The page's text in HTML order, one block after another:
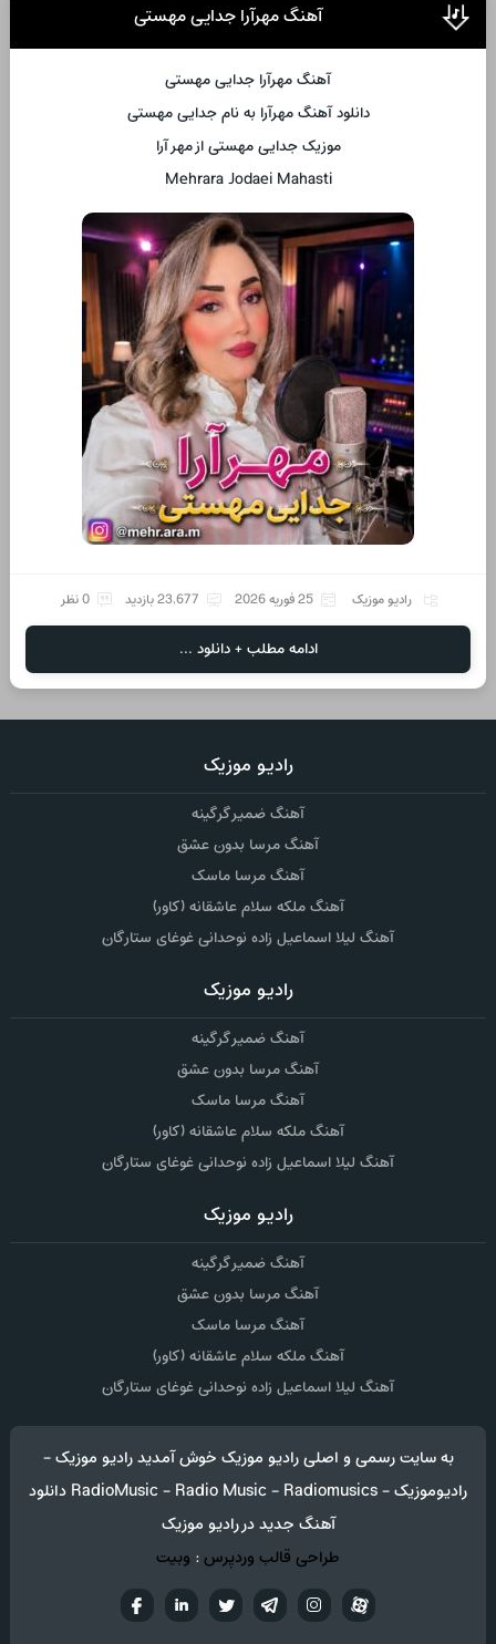
آهنگ مهرآرا جدایی مهستی
آهنگ مهرآرا جدایی مهستی
دانلود آهنگ مهرآرا به نام جدایی مهستی
موزیک جدایی مهستی از مهر آرا
Mehrara Jodaei Mahasti
رادیو موزیک 25 فوریه 2026 23,677 بازدید 0 نظر
ادامه مطلب + دانلود ...
رادیو موزیک
آهنگ ضمیر گرگینه
آهنگ مرسا بدون عشق
آهنگ مرسا ماسک
آهنگ ملکه سلام عاشقانه (کاور)
آهنگ لیلا اسماعیل زاده نوحدانی غوغای ستارگان
رادیو موزیک
آهنگ ضمیر گرگینه
آهنگ مرسا بدون عشق
آهنگ مرسا ماسک
آهنگ ملکه سلام عاشقانه (کاور)
آهنگ لیلا اسماعیل زاده نوحدانی غوغای ستارگان
رادیو موزیک
آهنگ ضمیر گرگینه
آهنگ مرسا بدون عشق
آهنگ مرسا ماسک
آهنگ ملکه سلام عاشقانه (کاور)
آهنگ لیلا اسماعیل زاده نوحدانی غوغای ستارگان
به سایت رسمی و اصلی رادیو موزیک خوش آمدید رادیو موزیک -
رادیوموزیک - RadioMusic - Radio Music - Radiomusics دانلود
آهنگ جدید در رادیو موزیک
طراحی قالب وردپرس: وبیت
تويترتلگراماینستاگرام آپارات